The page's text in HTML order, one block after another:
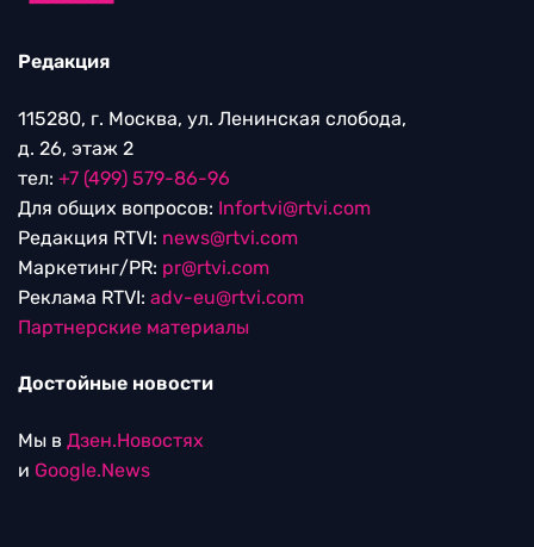
Редакция
115280, г. Москва, ул. Ленинская слобода,
д. 26, этаж 2
тел: +7 (499) 579-86-96
Для общих вопросов: Infortvi@rtvi.com
Редакция RTVI: news@rtvi.com
Маркетинг/PR: pr@rtvi.com
Реклама RTVI: adv-eu@rtvi.com
Партнерские материалы
Достойные новости
Мы в Дзен.Новостях
и Google.News